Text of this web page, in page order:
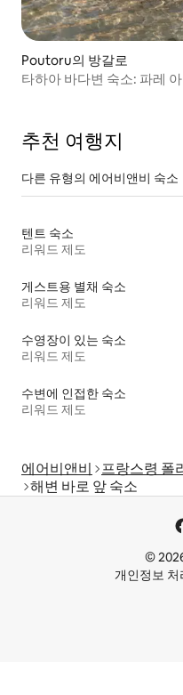
Poutoru의 방갈로
타하아 바다변 숙소: 파레
추천 여행지
다른 유형의 에어비앤비 숙소
텐트 숙소
리워드 제도
게스트용 별채 숙소
리워드 제도
수영장이 있는 숙소
리워드 제도
수변에 인접한 숙소
리워드 제도
에어비앤비 프랑스령 폴
해변 바로 앞 숙소
©
개인정보 처